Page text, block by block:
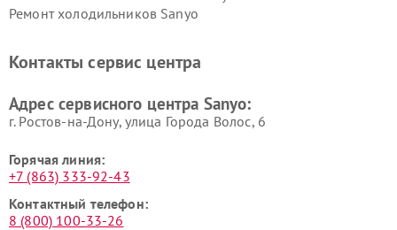
Ремонт холодильников Sanyo
Контакты сервис центра
Адрес сервисного центра Sanyo:
г. Ростов-на-Дону, улица Города Волос, 6
Горячая линия:
+7 (863) 333-92-43
Контактный телефон:
8 (800) 100-33-26